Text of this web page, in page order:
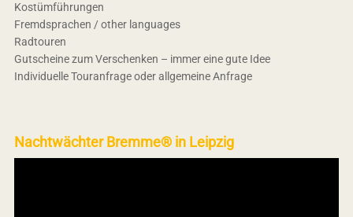
Kostümführungen
Fremdsprachen / other languages
Radtouren
Gutscheine zum Verschenken – immer eine gute Idee
Individuelle Touranfrage oder allgemeine Anfrage
Nachtwächter Bremme® in Leipzig